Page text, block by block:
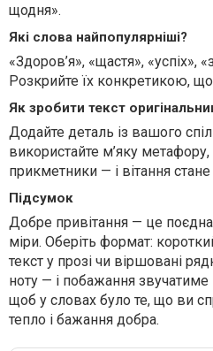
щодня».
Які слова найпопулярніші?
«Здоров’я», «щастя»,
Розкрийте їх конкретикою,
Як зробити текст
Додайте деталь із вашого
використайте м’яку метафору,
прикметники — і вітання
Підсумок
Добре привітання — це
міри. Оберіть формат:
текст у прозі чи віршовані
ноту — і побажання
щоб у словах було те, що ви
тепло і бажання добра.